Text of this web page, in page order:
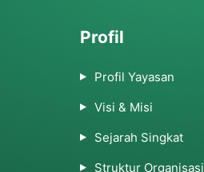
Profil
Profil Yayasan
Visi & Misi
Sejarah Singkat
Struktur Organisasi